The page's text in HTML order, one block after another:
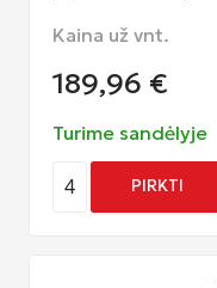
Kaina už vnt.
189,96 €
Turime sandėlyje
4 PIRKTI